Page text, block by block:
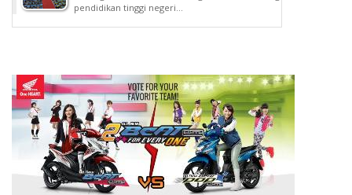
pendidikan tinggi negeri...